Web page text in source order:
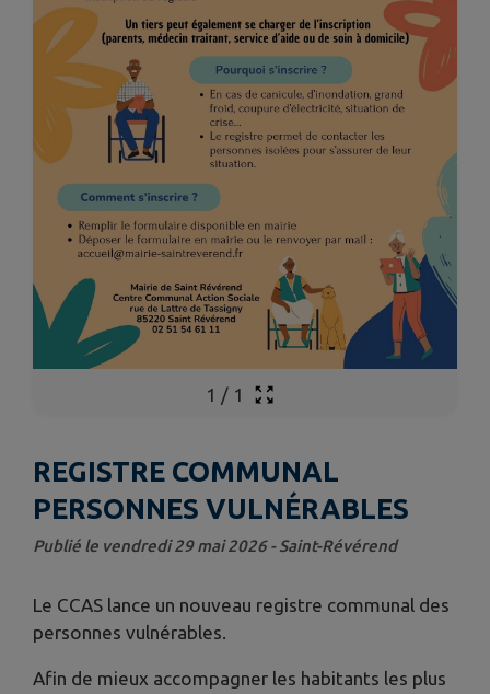
1 / 1
REGISTRE COMMUNAL
PERSONNES VULNÉRABLES
Publié le vendredi 29 mai 2026 - Saint-Révérend
Le CCAS lance un nouveau registre communal des
personnes vulnérables.
Afin de mieux accompagner les habitants les plus